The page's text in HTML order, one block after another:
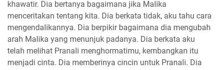
khawatir. Dia bertanya bagaimana jika Malika
menceritakan tentang kita. Dia berkata tidak, aku tahu cara
mengendalikannya. Dia berpikir bagaimana dia mengubah
arah Malika yang menunjuk padanya. Dia berkata aku
telah melihat Pranali menghormatimu, kembangkan itu
menjadi cinta. Dia memberinya cincin untuk Pranali. Dia